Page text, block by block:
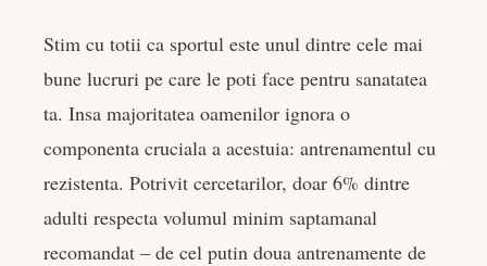
Stim cu totii ca sportul este unul dintre cele mai
bune lucruri pe care le poti face pentru sanatatea
ta. Insa majoritatea oamenilor ignora o
componenta cruciala a acestuia: antrenamentul cu
rezistenta. Potrivit cercetarilor, doar 6% dintre
adulti respecta volumul minim saptamanal
recomandat – de cel putin doua antrenamente de